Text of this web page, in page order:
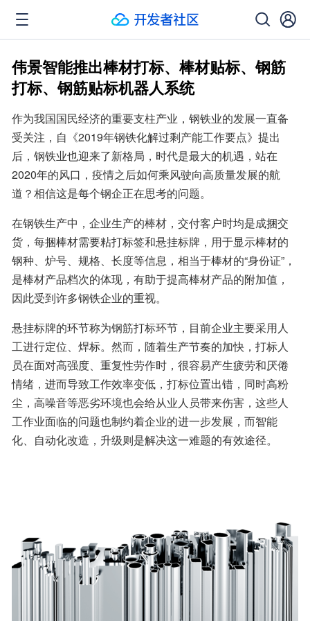
伟景智能推出棒材打标、棒材贴标、钢筋
打标、钢筋贴标机器人系统
作为我国国民经济的重要支柱产业，钢铁业的发展一直备
受关注，自《2019年钢铁化解过剩产能工作要点》提出
后，钢铁业也迎来了新格局，时代是最大的机遇，站在
2020年的风口，疫情之后如何乘风驶向高质量发展的航
道？相信这是每个钢企正在思考的问题。
在钢铁生产中，企业生产的棒材，交付客户时均是成捆交
货，每捆棒材需要粘打标签和悬挂标牌，用于显示棒材的
钢种、炉号、规格、长度等信息，相当于棒材的“身份证”，
是棒材产品档次的体现，有助于提高棒材产品的附加值，
因此受到许多钢铁企业的重视。
悬挂标牌的环节称为钢筋打标环节，目前企业主要采用人
工进行定位、焊标。然而，随着生产节奏的加快，打标人
员在面对高强度、重复性劳作时，很容易产生疲劳和厌倦
情绪，进而导致工作效率变低，打标位置出错，同时高粉
尘，高噪音等恶劣环境也会给从业人员带来伤害，这些人
工作业面临的问题也制约着企业的进一步发展，而智能
化、自动化改造，升级则是解决这一难题的有效途径。